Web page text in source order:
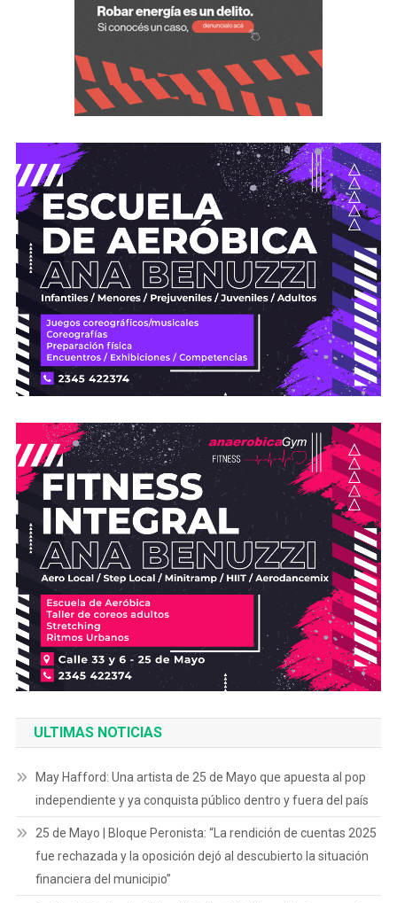
ULTIMAS NOTICIAS
May Hafford: Una artista de 25 de Mayo que apuesta al pop
independiente y ya conquista público dentro y fuera del país
25 de Mayo | Bloque Peronista: “La rendición de cuentas 2025
fue rechazada y la oposición dejó al descubierto la situación
financiera del municipio”